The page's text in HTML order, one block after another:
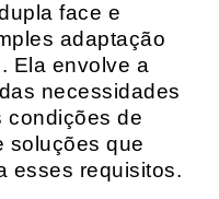
face e
adaptação
Ela envolve a
necessidades
condições de
soluções que
esses requisitos.